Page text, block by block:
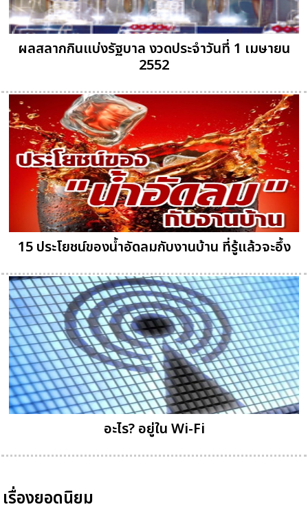
ผลสลากกินแบ่งรัฐบาล งวดประจำวันที่ 1 เมษายน
2552
15 ประโยชน์ของน้ำอัดลมกับงานบ้าน ที่รู้แล้วจะอึ้ง
อะไร? อยู่ใน Wi-Fi
เรื่องยอดนิยม